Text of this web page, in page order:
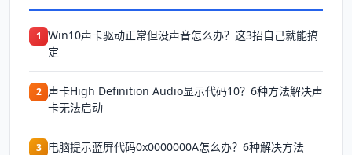
1 Win10声卡驱动正常但没声音怎么办？这3招自己就能搞
定
2 声卡High Definition Audio显示代码10？6种方法解决声
卡无法启动
3 电脑提示蓝屏代码0x0000000A怎么办？6种解决方法